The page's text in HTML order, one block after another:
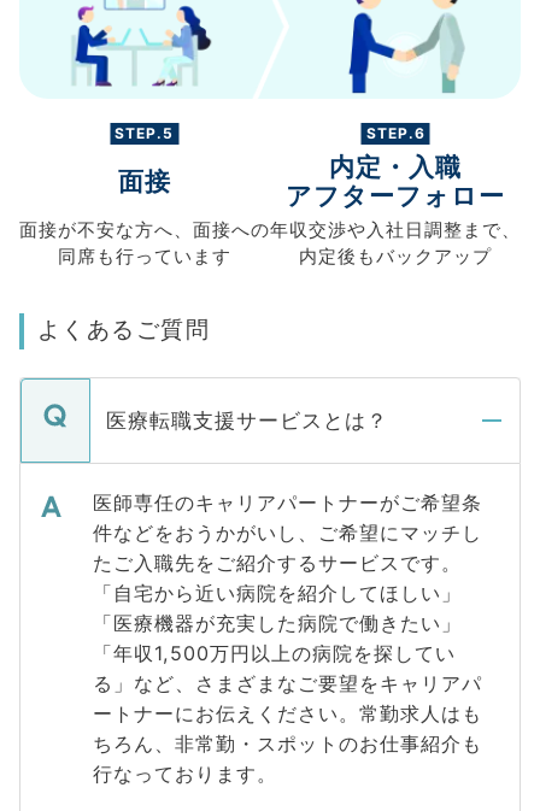
STEP.5
面接
面接が不安な方へ、 面接への
同席も行っています
STEP.6
内定・入職
アフターフォロー
年収交渉や入社日調整まで、
内定後もバックアップ
よくあるご質問
医療転職支援サービスとは？
医師専任のキャリアパートナーがご希望条
件などをおうかがいし、ご希望にマッチし
たご入職先をご紹介するサービスです。
「自宅から近い病院を紹介してほしい」
「医療機器が充実した病院で働きたい」
「年収1,500万円以上の病院を探してい
る」など、さまざまなご要望をキャリアパ
ートナーにお伝えください。常勤求人はも
ちろん、非常勤・スポットのお仕事紹介も
行なっております。